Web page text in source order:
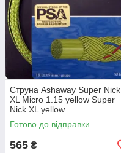
Струна Ashaway Super Nick
XL Micro 1.15 yellow Super
Nick XL yellow
Готово до відправки
565 ₴